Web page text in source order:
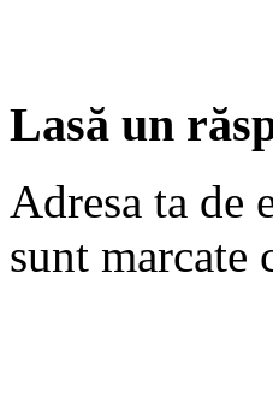
Lasă un
Adresa ta de
sunt marcate